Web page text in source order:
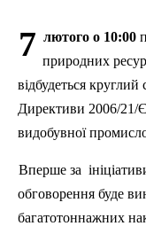
7 лютого о 10:00
природних
відбудеться круглий
Директиви 2006/21/
видобувної
Вперше за
обговорення буде
багатотоннажних